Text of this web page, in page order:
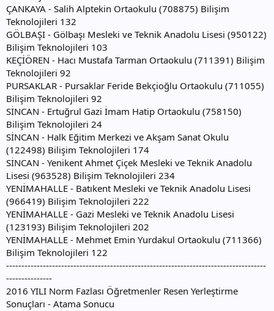
ÇANKAYA - Salih Alptekin Ortaokulu (708875) Bilişim
Teknolojileri 132
GÖLBAŞI - Gölbaşı Mesleki ve Teknik Anadolu Lisesi (950122)
Bilişim Teknolojileri 103
KEÇİÖREN - Hacı Mustafa Tarman Ortaokulu (711391) Bilişim
Teknolojileri 92
PURSAKLAR - Pursaklar Feride Bekçioğlu Ortaokulu (711055)
Bilişim Teknolojileri 92
SİNCAN - Ertuğrul Gazi İmam Hatip Ortaokulu (758150)
Bilişim Teknolojileri 24
SİNCAN - Halk Eğitim Merkezi ve Akşam Sanat Okulu
(122498) Bilişim Teknolojileri 174
SİNCAN - Yenikent Ahmet Çiçek Mesleki ve Teknik Anadolu
Lisesi (963528) Bilişim Teknolojileri 234
YENİMAHALLE - Batıkent Mesleki ve Teknik Anadolu Lisesi
(966419) Bilişim Teknolojileri 222
YENİMAHALLE - Gazi Mesleki ve Teknik Anadolu Lisesi
(123193) Bilişim Teknolojileri 202
YENİMAHALLE - Mehmet Emin Yurdakul Ortaokulu (711366)
Bilişim Teknolojileri 122
-------------------------------------------------------------------------------------
---------------
2016 YILI Norm Fazlası Öğretmenler Resen Yerleştirme
Sonuçları - Atama Sonucu